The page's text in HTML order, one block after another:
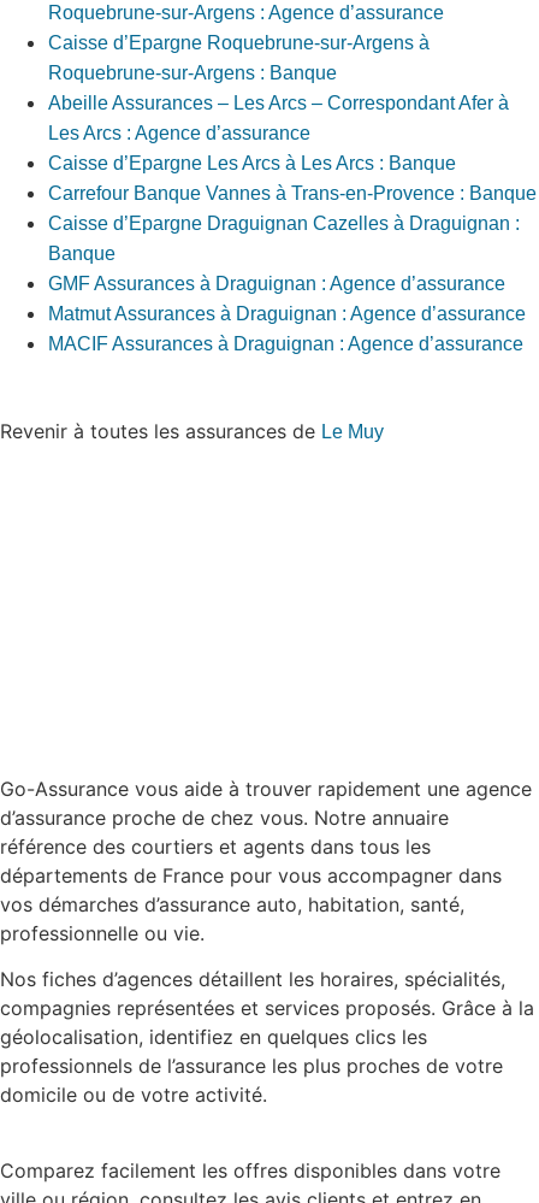
Roquebrune-sur-Argens : Agence d’assurance
Caisse d’Epargne Roquebrune-sur-Argens à
Roquebrune-sur-Argens : Banque
Abeille Assurances – Les Arcs – Correspondant Afer à
Les Arcs : Agence d’assurance
Caisse d’Epargne Les Arcs à Les Arcs : Banque
Carrefour Banque Vannes à Trans-en-Provence : Banque
Caisse d’Epargne Draguignan Cazelles à Draguignan :
Banque
GMF Assurances à Draguignan : Agence d’assurance
Matmut Assurances à Draguignan : Agence d’assurance
MACIF Assurances à Draguignan : Agence d’assurance
Revenir à toutes les assurances de Le Muy
Go-Assurance vous aide à trouver rapidement une agence
d’assurance proche de chez vous. Notre annuaire
référence des courtiers et agents dans tous les
départements de France pour vous accompagner dans
vos démarches d’assurance auto, habitation, santé,
professionnelle ou vie.
Nos fiches d’agences détaillent les horaires, spécialités,
compagnies représentées et services proposés. Grâce à la
géolocalisation, identifiez en quelques clics les
professionnels de l’assurance les plus proches de votre
domicile ou de votre activité.
Comparez facilement les offres disponibles dans votre